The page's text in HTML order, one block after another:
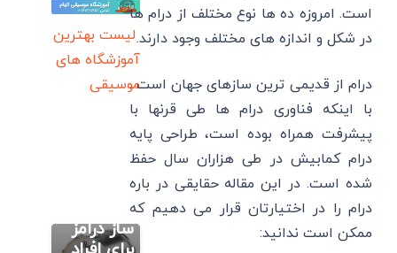
است. امروزه ده ها نوع مختلف از درام ها
در شکل و اندازه های مختلف وجود دارند.
درام از قدیمی ترین سازهای جهان است .
با اینکه فناوری درام ها طی قرنها با
پیشرفت همراه بوده است، طراحی پایه
درام کمابیش در طی هزاران سال حفظ
شده است. در این مقاله حقایقی در باره
درام را در اختیارتان قرار می دهیم که
ممکن است ندانید:
لیست بهترین
آموزشگاه های
موسیقی
آموزش
همه نکات
کاربردی
ساز درامز